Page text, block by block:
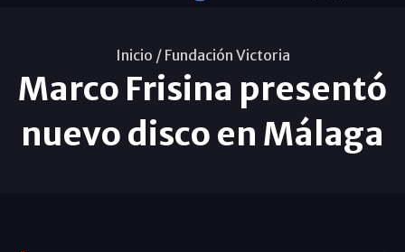
Inicio / Fundación Victoria
Marco Frisina presentó
nuevo disco en Málaga